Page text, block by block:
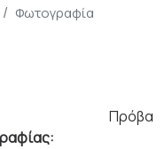
Φωτογραφία
Πρόβα